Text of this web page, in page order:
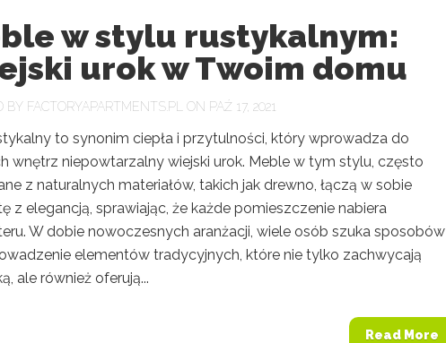
w stylu rustykalnym:
urok w Twoim domu
BY FACTORYAPARTMENTS.PL ON PAŹ 17, 2021
to synonim ciepła i przytulności, który wprowadza do
wnętrz niepowtarzalny wiejski urok. Meble w tym stylu, często
z naturalnych materiałów, takich jak drewno, łączą w sobie
z elegancją, sprawiając, że każde pomieszczenie nabiera
W dobie nowoczesnych aranżacji, wiele osób szuka sposobów
elementów tradycyjnych, które nie tylko zachwycają
ale również oferują...
Read More